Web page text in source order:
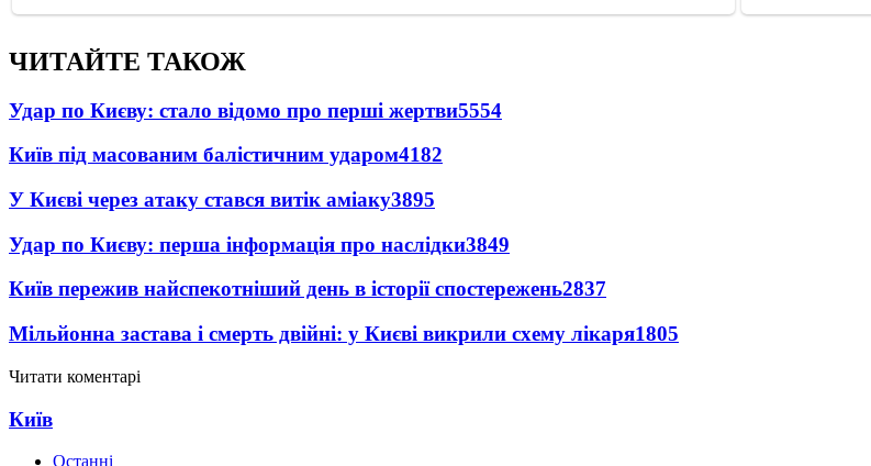
ЧИТАЙТЕ ТАКОЖ
Удар по Києву: стало відомо про перші жертви5554
Київ під масованим балістичним ударом4182
У Києві через атаку стався витік аміаку3895
Удар по Києву: перша інформація про наслідки3849
Київ пережив найспекотніший день в історії спостережень2837
Мільйонна застава і смерть двійні: у Києві викрили схему лікаря1805
Читати коментарі
Київ
Останні